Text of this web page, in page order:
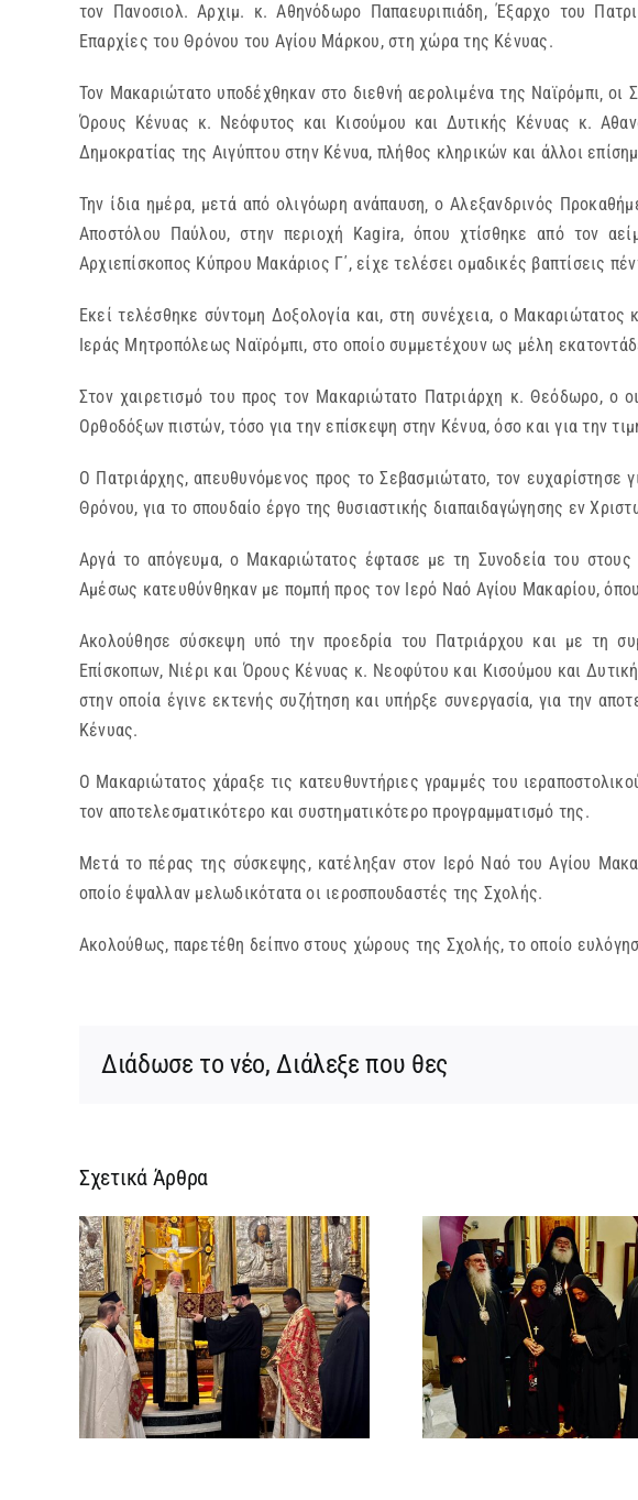
τον Πανοσιολ. Αρχιμ. κ. Αθηνόδωρο Παπαευριπιάδη, Έξαρχο του
Επαρχίες του Θρόνου του Αγίου Μάρκου, στη χώρα της Κένυας.
Τον Μακαριώτατο υποδέχθηκαν στο διεθνή αερολιμένα της Ναϊρόμπι‚
Όρους Κένυας κ. Νεόφυτος και Κισούμου και Δυτικής Κένυας κ.
Δημοκρατίας της Αιγύπτου στην Κένυα, πλήθος κληρικών και άλλοι
Την ίδια ημέρα‚ μετά από ολιγόωρη ανάπαυση‚ ο Αλεξανδρινός
Αποστόλου Παύλου, στην περιοχή Kagira, όπου χτίσθηκε από τον
Αρχιεπίσκοπος Κύπρου Μακάριος Γ΄, είχε τελέσει ομαδικές βαπτίσεις
Εκεί τελέσθηκε σύντομη Δοξολογία και, στη συνέχεια, ο
Ιεράς Μητροπόλεως Ναϊρόμπι, στο οποίο συμμετέχουν ως μέλη
Στον χαιρετισμό του προς τον Μακαριώτατο Πατριάρχη κ. Θεόδωρο, ο
Ορθοδόξων πιστών, τόσο για την επίσκεψη στην Κένυα, όσο και για την
Ο Πατριάρχης, απευθυνόμενος προς το Σεβασμιώτατο, τον
Θρόνου, για το σπουδαίο έργο της θυσιαστικής διαπαιδαγώγησης εν
Αργά το απόγευμα, ο Μακαριώτατος έφτασε με τη Συνοδεία του
Αμέσως κατευθύνθηκαν με πομπή προς τον Ιερό Ναό Αγίου Μακαρίου,
Ακολούθησε σύσκεψη υπό την προεδρία του Πατριάρχου και με τη
Επίσκοπων, Νιέρι και Όρους Κένυας κ. Νεοφύτου και Κισούμου και
στην οποία έγινε εκτενής συζήτηση και υπήρξε συνεργασία, για την
Κένυας.
Ο Μακαριώτατος χάραξε τις κατευθυντήριες γραμμές του
τον αποτελεσματικότερο και συστηματικότερο προγραμματισμό της.
Μετά το πέρας της σύσκεψης, κατέληξαν στον Ιερό Ναό του Αγίου
οποίο έψαλλαν μελωδικότατα οι ιεροσπουδαστές της Σχολής.
Ακολούθως, παρετέθη δείπνο στους χώρους της Σχολής, το οποίο
Διάδωσε το νέο, Διάλεξε που θες
Σχετικά Άρθρα
Ίδρυση Γυναικείας
Ιεράς Πατριαρχικής
Μονής και μοναχική
κουρά δύο νέων
μοναζουσών
Νέος
και
στον